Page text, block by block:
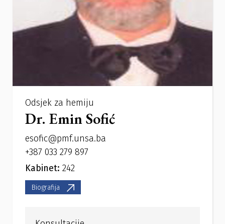
Odsjek za hemiju
Dr. Emin Sofić
esofic@pmf.unsa.ba
+387 033 279 897
Kabinet: 242
Biografija